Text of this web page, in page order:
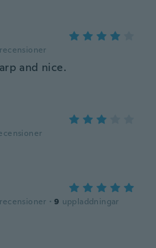
recensioner
and nice.
recensioner · 9 uppladdningar